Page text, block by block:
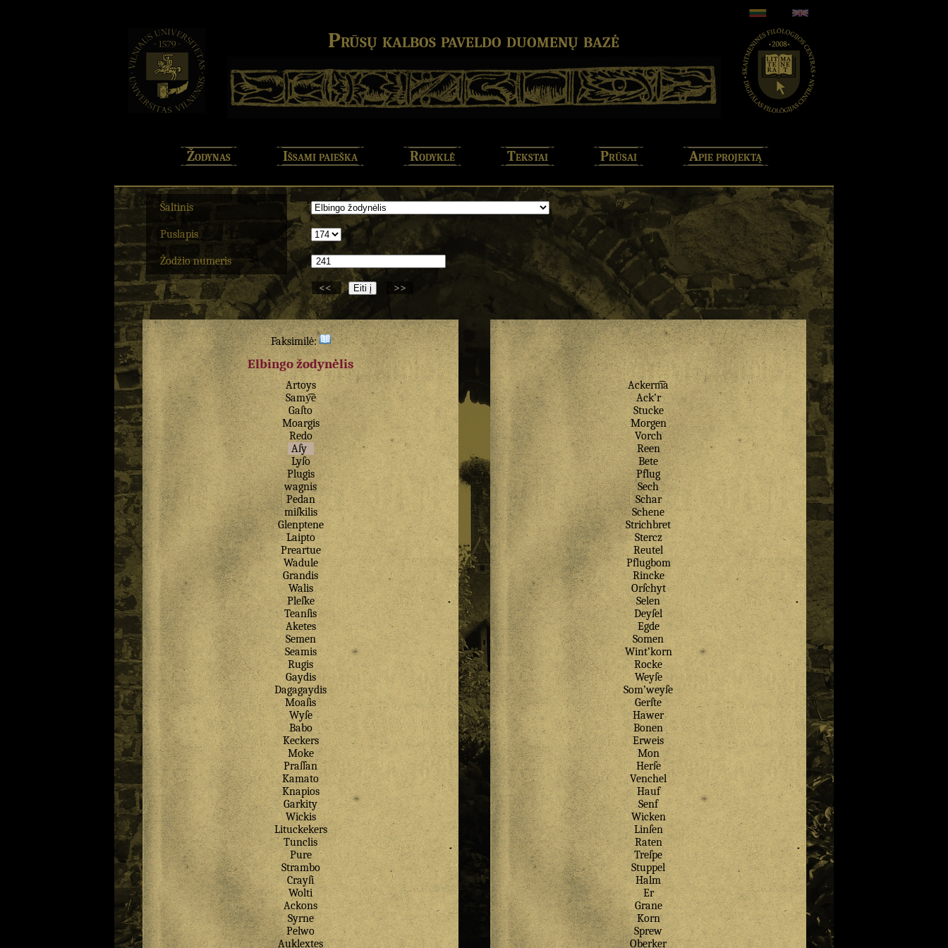
Prūsų kalbos paveldo duomenų bazė
Žodynas Išsami paieška Rodyklė Tekstai Prūsai Apie projektą
Šaltinis
Puslapis
Žodžio numeris
<< >>
Faksimilė:
Elbingo žodynėlis
Artoys
Samy͡e
Gaſto
Moargis
Redo
Aſy
Lyſo
Plugis
wagnis
Pedan
miſkilis
Glenptene
Laipto
Preartue
Wadule
Grandis
Walis
Pleſke
Teanſis
Aketes
Semen
Seamis
Rugis
Gaydis
Dagagaydis
Moaſis
Wyſe
Babo
Keckers
Moke
Praſſan
Kamato
Knapios
Garkity
Wickis
Lituckekers
Tunclis
Pure
Strambo
Crayſi
Wolti
Ackons
Syrne
Pelwo
Auklextes
Ackerm͡a
Ack’r
Stucke
Morgen
Vorch
Reen
Bete
Pflug
Sech
Schar
Schene
Strichbret
Stercz
Reutel
Pflugbom
Rincke
Orſchyt
Selen
Deyſel
Egde
Somen
Wint’korn
Rocke
Weyſe
Som’weyſe
Gerſte
Hawer
Bonen
Erweis
Mon
Herſe
Venchel
Hauf
Senf
Wicken
Linſen
Raten
Treſpe
Stuppel
Halm
Er
Grane
Korn
Sprew
Oberker